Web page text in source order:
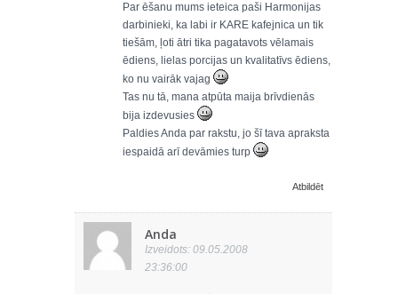
Par ēšanu mums ieteica paši Harmonijas
darbinieki, ka labi ir KARE kafejnica un tik
tiešām, ļoti ātri tika pagatavots vēlamais
ēdiens, lielas porcijas un kvalitatīvs ēdiens,
ko nu vairāk vajag
Tas nu tā, mana atpūta maija brīvdienās
bija izdevusies
Paldies Anda par rakstu, jo šī tava apraksta
iespaidā arī devāmies turp
Atbildēt
Anda
Izveidots: 09.05.2008
23:36:00